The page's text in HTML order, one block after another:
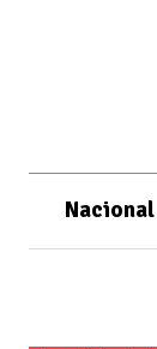
Nacional